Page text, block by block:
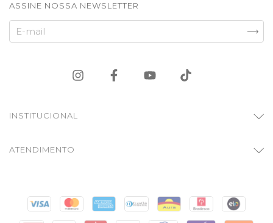
ASSINE NOSSA NEWSLETTER
INSTITUCIONAL
ATENDIMENTO